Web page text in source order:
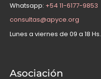
Whatsapp: +54 11-6177-9853
consultas@apyce.org
Lunes a viernes de 09 a 18 Hs.
Asociación